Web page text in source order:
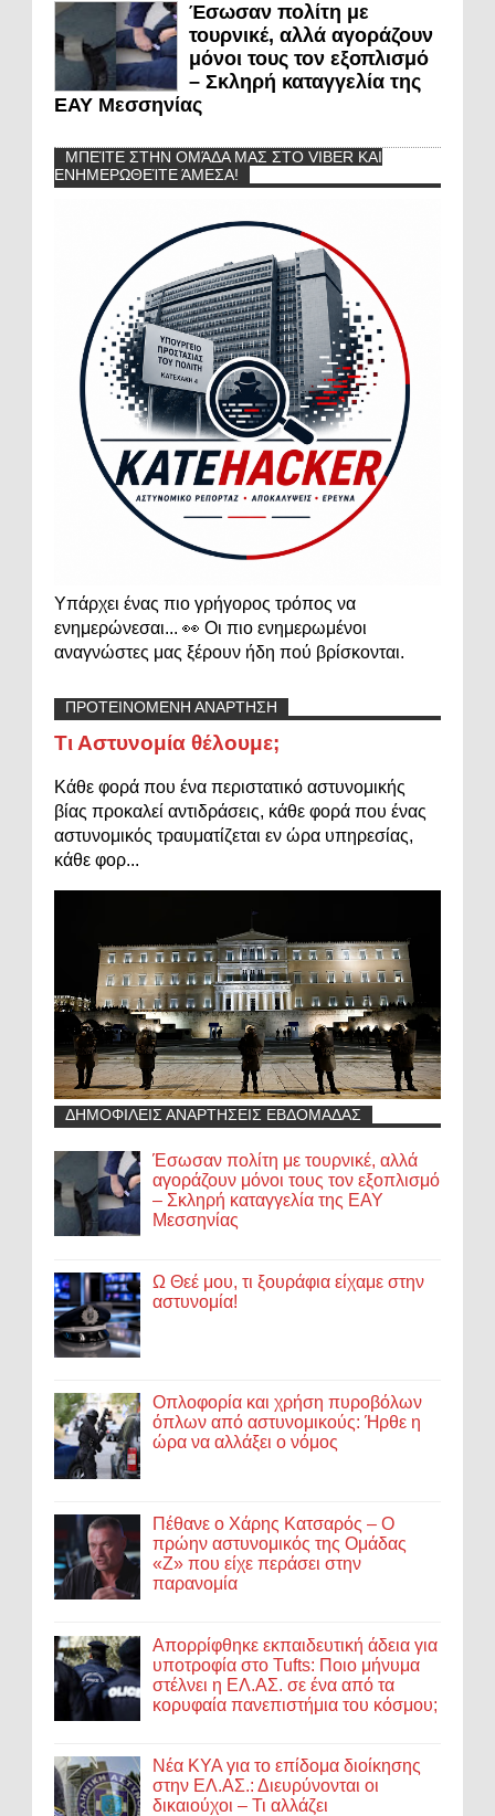
Έσωσαν πολίτη με
τουρνικέ, αλλά αγοράζουν
μόνοι τους τον εξοπλισμό
– Σκληρή καταγγελία της
ΕΑΥ Μεσσηνίας
ΜΠΕΊΤΕ ΣΤΗΝ ΟΜΆΔΑ ΜΑΣ ΣΤΟ VIBER ΚΑΙ
ΕΝΗΜΕΡΩΘΕΊΤΕ ΆΜΕΣΑ!
Υπάρχει ένας πιο γρήγορος τρόπος να
ενημερώνεσαι... 👀 Οι πιο ενημερωμένοι
αναγνώστες μας ξέρουν ήδη πού βρίσκονται.
ΠΡΟΤΕΙΝΟΜΕΝΗ ΑΝΑΡΤΗΣΗ
Τι Αστυνομία θέλουμε;
Κάθε φορά που ένα περιστατικό αστυνομικής
βίας προκαλεί αντιδράσεις, κάθε φορά που ένας
αστυνομικός τραυματίζεται εν ώρα υπηρεσίας,
κάθε φορ...
ΔΗΜΟΦΙΛΕΙΣ ΑΝΑΡΤΗΣΕΙΣ ΕΒΔΟΜΑΔΑΣ
Έσωσαν πολίτη με τουρνικέ, αλλά
αγοράζουν μόνοι τους τον εξοπλισμό
– Σκληρή καταγγελία της ΕΑΥ
Μεσσηνίας
Ω Θεέ μου, τι ξουράφια είχαμε στην
αστυνομία!
Οπλοφορία και χρήση πυροβόλων
όπλων από αστυνομικούς: Ήρθε η
ώρα να αλλάξει ο νόμος
Πέθανε ο Χάρης Κατσαρός – Ο
πρώην αστυνομικός της Ομάδας
«Ζ» που είχε περάσει στην
παρανομία
Απορρίφθηκε εκπαιδευτική άδεια για
υποτροφία στο Tufts: Ποιο μήνυμα
στέλνει η ΕΛ.ΑΣ. σε ένα από τα
κορυφαία πανεπιστήμια του κόσμου;
Νέα ΚΥΑ για το επίδομα διοίκησης
στην ΕΛ.ΑΣ.: Διευρύνονται οι
δικαιούχοι – Τι αλλάζει